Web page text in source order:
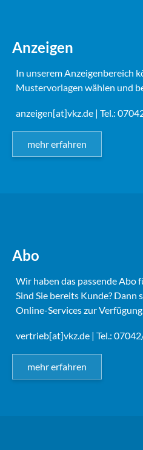
Anzeigen
In unserem Anzeigenbereich
Mustervorlagen wählen und
anzeigen[at]vkz.de | Tel.:
mehr erfahren
Abo
Wir haben das passende Abo
Sind Sie bereits Kunde? Dann
Online-Services zur
vertrieb[at]vkz.de | Tel.:
mehr erfahren